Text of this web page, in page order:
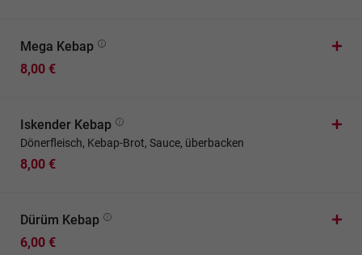
Mega Kebap
8,00 €
Iskender Kebap
Dönerfleisch, Kebap-Brot, Sauce, überbacken
8,00 €
Dürüm Kebap
6,00 €